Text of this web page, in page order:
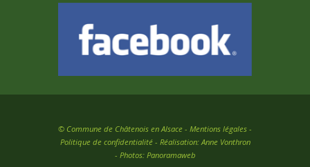
© Commune de Châtenois en Alsace - Mentions légales -
Politique de confidentialité - Réalisation: Anne Vonthron
- Photos: Panoramaweb